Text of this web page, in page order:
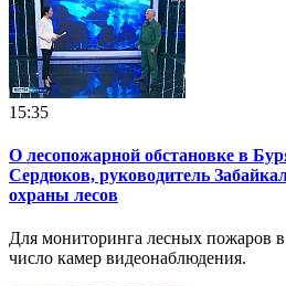
15:35
О лесопожарной обстановке в
Сердюков, руководитель
охраны лесов
Для мониторинга лесных пожаров
число камер видеонаблюдения.